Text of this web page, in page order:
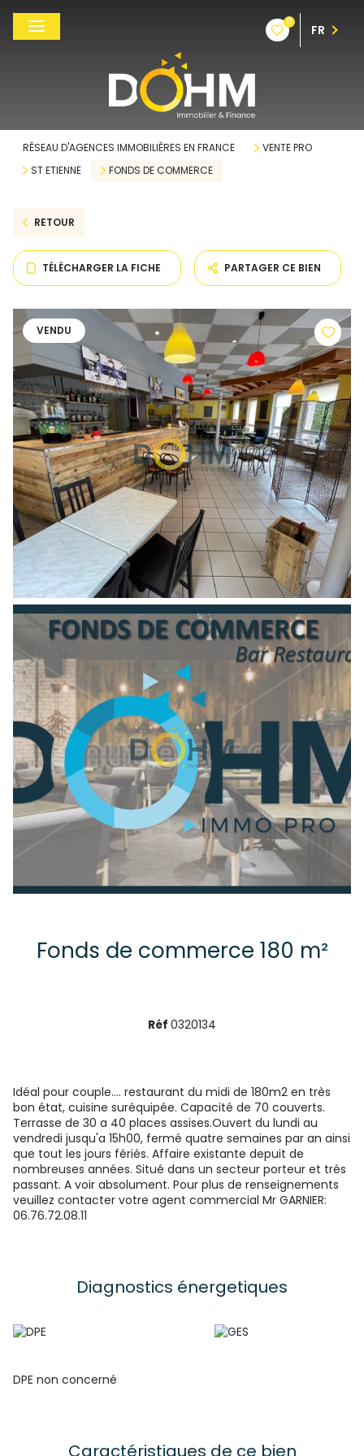
0
FR
RÉSEAU D'AGENCES IMMOBILIÈRES EN FRANCE
VENTE PRO
ST ETIENNE
FONDS DE COMMERCE
RETOUR
TÉLÉCHARGER LA FICHE PARTAGER CE BIEN
VENDU
Fonds de commerce 180 m²
Réf 0320134
Idéal pour couple.... restaurant du midi de 180m2 en très
bon état, cuisine suréquipée. Capacité de 70 couverts.
Terrasse de 30 a 40 places assises.Ouvert du lundi au
vendredi jusqu'a 15h00, fermé quatre semaines par an ainsi
que tout les jours fériés. Affaire existante depuit de
nombreuses années. Situé dans un secteur porteur et trés
passant. A voir absolument. Pour plus de renseignements
veuillez contacter votre agent commercial Mr GARNIER:
06.76.72.08.11
Diagnostics énergetiques
DPE non concerné
Caractéristiques de ce bien